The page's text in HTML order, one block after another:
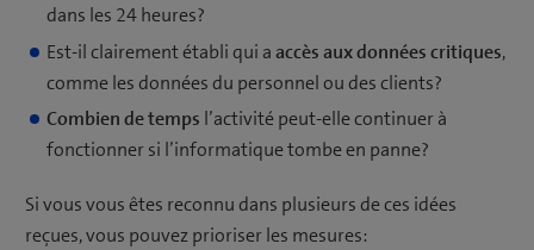
dans les 24 heures?
Est-il clairement établi qui aaccès aux données critiques,
comme les données du personnel ou des clients?
Combien de temps l’activité peut-elle continuer à
fonctionner si l’informatique tombe en panne?
Si vous vous êtes reconnu dans plusieurs de ces idées
reçues, vous pouvez prioriser les mesures: